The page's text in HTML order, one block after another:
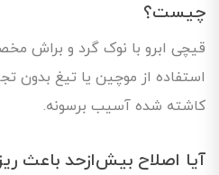
چیست؟
قیچی ابرو با نوک گرد و براش
استفاده از موچین یا تیغ بدون
کاشته شده آسیب برسونه.
آیا اصلاح بیش‌ازحد باعث